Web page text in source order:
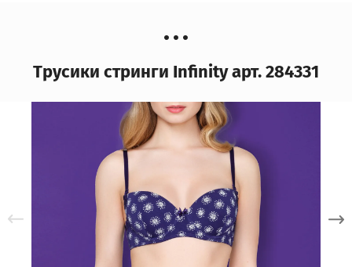
Трусики стринги Infinity арт. 284331